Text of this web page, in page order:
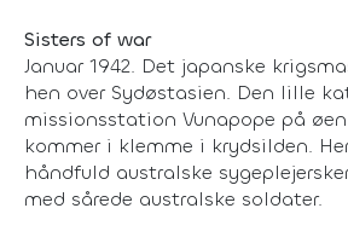
Sisters of war
Januar 1942. Det japanske
hen over Sydøstasien. Den lille
missionsstation Vunapope på
kommer i klemme i krydsilden.
håndfuld australske
med sårede australske soldater.